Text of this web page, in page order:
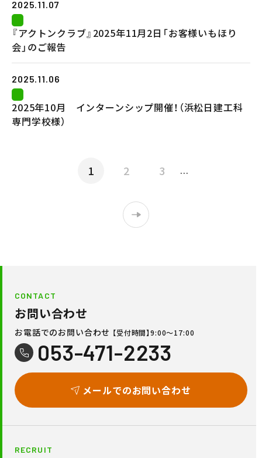
2025.11.07
『アクトンクラブ』2025年11月2日「お客様いもほり
会」のご報告
2025.11.06
2025年10月 インターンシップ開催！（浜松日建工科
専門学校様）
1 2 3 ...
CONTACT
お問い合わせ
お電話でのお問い合わせ 【受付時間】9:00〜17:00
053-471-2233
メールでのお問い合わせ
RECRUIT